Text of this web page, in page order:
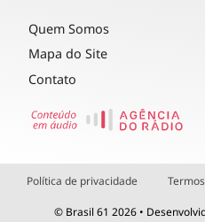
Quem Somos
Mapa do Site
Contato
Política de privacidade
© Brasil 61 2026 •